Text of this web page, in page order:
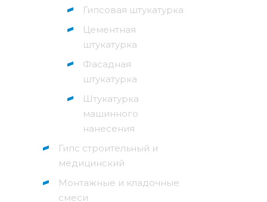
Гипсовая штукатурка
Цементная
штукатурка
Фасадная
штукатурка
Штукатурка
машинного
нанесения
Гипс строительный и
медицинский
Монтажные и кладочные
смеси